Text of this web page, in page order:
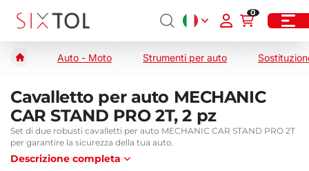
0
Auto - Moto Strumenti per auto
Cavalletto per auto MECHANIC
CAR STAND PRO 2T, 2 pz
Set di due robusti cavalletti per auto MECHANIC CAR STAND PRO 2T
per garantire la sicurezza della tua auto.
Descrizione completa